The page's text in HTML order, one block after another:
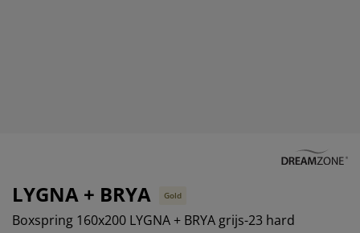
LYGNA + BRYA Gold
Boxspring 160x200 LYGNA + BRYA grijs-23 hard